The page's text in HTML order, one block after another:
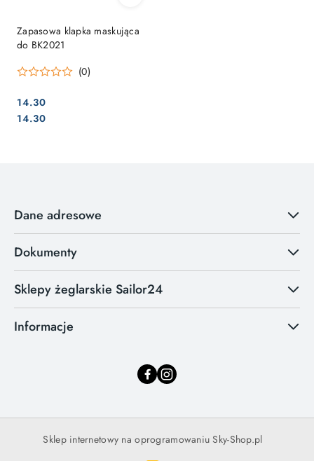
Zapasowa klapka maskująca
do BK2021
(0)
Cena:
14.30
Cena:
14.30
Dane adresowe
Dokumenty
Sklepy żeglarskie Sailor24
Informacje
Sklep internetowy na oprogramowaniu Sky-Shop.pl